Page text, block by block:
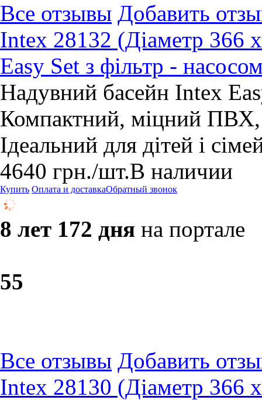
Все отзывы Добавить
Intex 28132 (Діаметр 366
Easy Set з фільтр -
Надувний басейн Intex
Компактний, міцний ПВХ,
Ідеальний для дітей і
4640 грн./шт.В наличии
Купить Оплата и доставкаОбратный звонок
8 лет 172 дня на портале
55
Все отзывы Добавить
Intex 28130 (Діаметр 366